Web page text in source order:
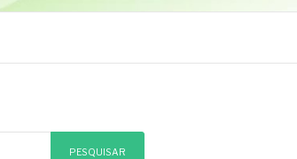
PESQUISAR